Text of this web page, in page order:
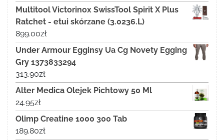
Multitool Victorinox SwissTool Spirit X Plus
Ratchet - etui skórzane (3.0236.L)
899.00zł
Under Armour Egginsy Ua Cg Novety Egging
Gry 1373833294
313.90zł
Alter Medica Olejek Pichtowy 50 Ml
24.95zł
Olimp Creatine 1000 300 Tab
189.80zł